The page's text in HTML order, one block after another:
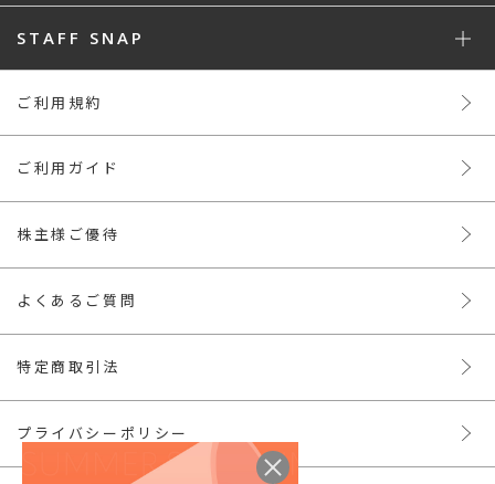
STAFF SNAP
ご利用規約
ご利用ガイド
株主様ご優待
よくあるご質問
特定商取引法
プライバシーポリシー